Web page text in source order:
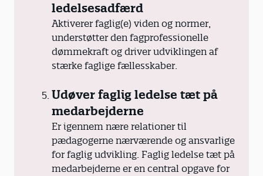
ledelsesadfærd
Aktiverer faglig(e) viden og normer,
understøtter den fagprofessionelle
dømmekraft og driver udviklingen af
stærke faglige fællesskaber.
Udøver faglig ledelse tæt på
medarbejderne
Er igennem nære relationer til
pædagogerne nærværende og ansvarlige
for faglig udvikling. Faglig ledelse tæt på
medarbejderne er en central opgave for